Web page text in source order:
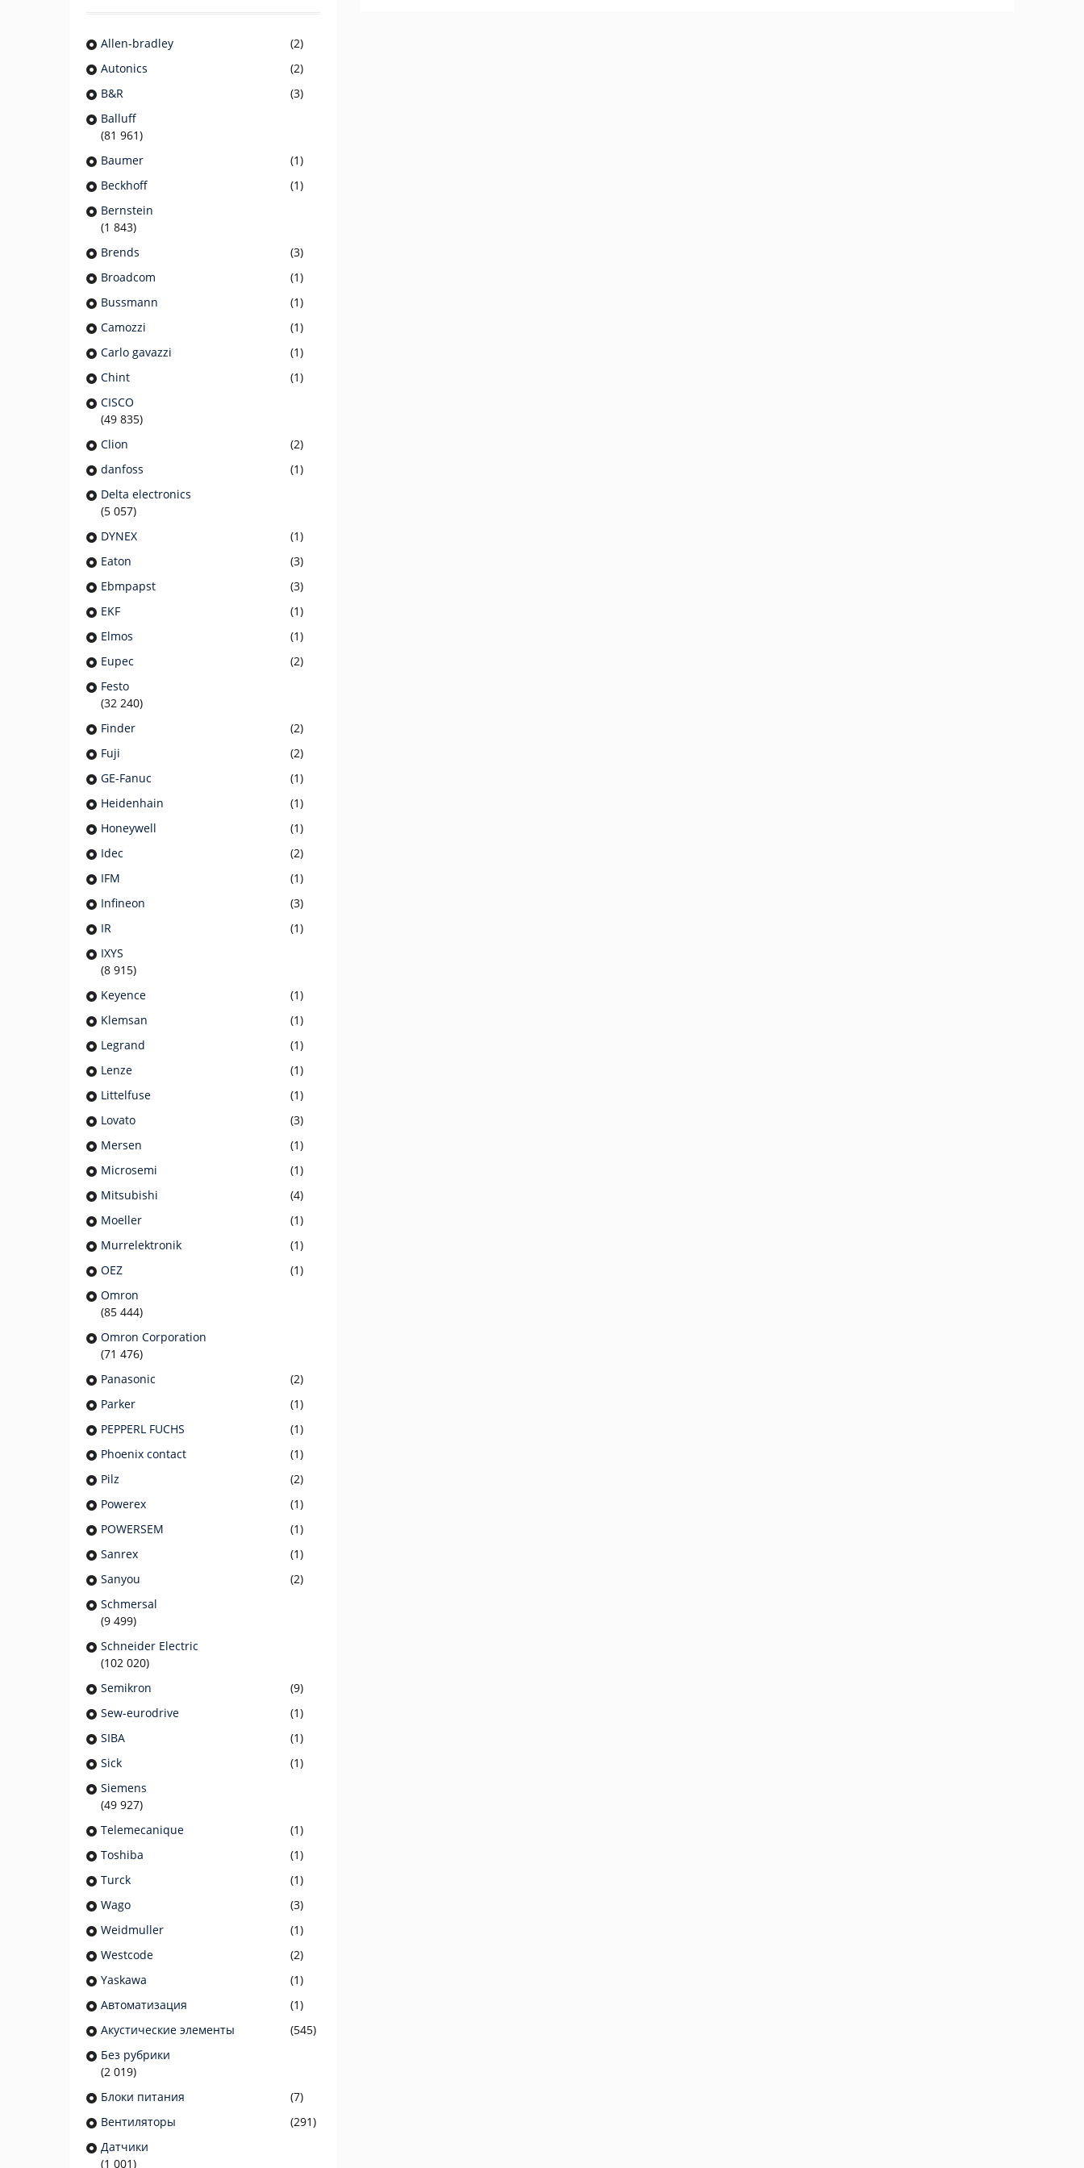
Allen-bradley
(2)
Autonics
(2)
B&R
(3)
Balluff
(81 961)
Baumer
(1)
Beckhoff
(1)
Bernstein
(1 843)
Brends
(3)
Broadcom
(1)
Bussmann
(1)
Camozzi
(1)
Carlo gavazzi
(1)
Chint
(1)
CISCO
(49 835)
Clion
(2)
danfoss
(1)
Delta electronics
(5 057)
DYNEX
(1)
Eaton
(3)
Ebmpapst
(3)
EKF
(1)
Elmos
(1)
Eupec
(2)
Festo
(32 240)
Finder
(2)
Fuji
(2)
GE-Fanuc
(1)
Heidenhain
(1)
Honeywell
(1)
Idec
(2)
IFM
(1)
Infineon
(3)
IR
(1)
IXYS
(8 915)
Keyence
(1)
Klemsan
(1)
Legrand
(1)
Lenze
(1)
Littelfuse
(1)
Lovato
(3)
Mersen
(1)
Microsemi
(1)
Mitsubishi
(4)
Moeller
(1)
Murrelektronik
(1)
OEZ
(1)
Omron
(85 444)
Omron Corporation
(71 476)
Panasonic
(2)
Parker
(1)
PEPPERL FUCHS
(1)
Phoenix contact
(1)
Pilz
(2)
Powerex
(1)
POWERSEM
(1)
Sanrex
(1)
Sanyou
(2)
Schmersal
(9 499)
Schneider Electric
(102 020)
Semikron
(9)
Sew-eurodrive
(1)
SIBA
(1)
Sick
(1)
Siemens
(49 927)
Telemecanique
(1)
Toshiba
(1)
Turck
(1)
Wago
(3)
Weidmuller
(1)
Westcode
(2)
Yaskawa
(1)
Автоматизация
(1)
Акустические элементы
(545)
Без рубрики
(2 019)
Блоки питания
(7)
Вентиляторы
(291)
Датчики
(1 001)